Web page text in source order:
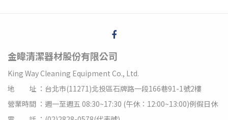
金暐清潔器材股份有限公司
King Way Cleaning Equipment Co., Ltd.
地 址 ：台北市(11271)北投區石牌路一段166巷91-1號2樓
營業時間 ：週一至週五 08:30~17:30 (午休：12:00~13:00)例假日休